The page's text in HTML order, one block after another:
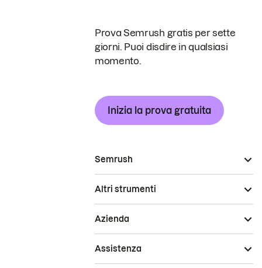
Prova Semrush gratis per sette
giorni. Puoi disdire in qualsiasi
momento.
Inizia la prova gratuita
Semrush
Altri strumenti
Azienda
Assistenza